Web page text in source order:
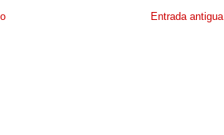
Entrada antigua